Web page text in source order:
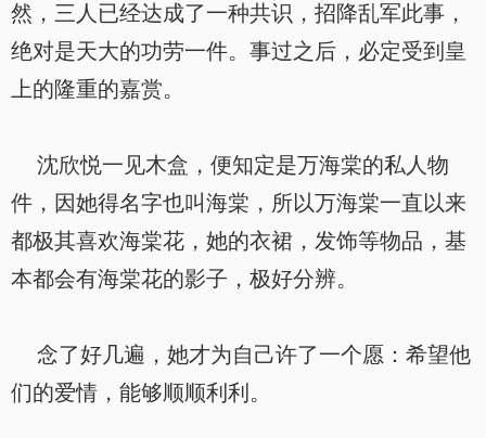
然，三人已经达成了一种共识，招降乱军此事，
绝对是天大的功劳一件。事过之后，必定受到皇
上的隆重的嘉赏。
沈欣悦一见木盒，便知定是万海棠的私人物
件，因她得名字也叫海棠，所以万海棠一直以来
都极其喜欢海棠花，她的衣裙，发饰等物品，基
本都会有海棠花的影子，极好分辨。
念了好几遍，她才为自己许了一个愿：希望他
们的爱情，能够顺顺利利。